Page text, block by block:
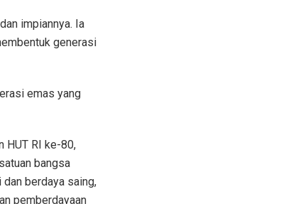
impiannya. Ia
generasi
emas yang
HUT RI ke-80,
bangsa
berdaya saing,
pemberdayaan